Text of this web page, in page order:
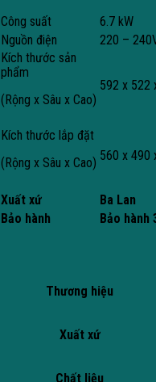
Công suất
6.7 kW
Nguồn điện
220 –
Kích thước sản
phẩm
(Rộng x Sâu x Cao)
592 x 522
Kích thước lắp đặt
(Rộng x Sâu x Cao) 560 x 490
Xuất xứ
Ba Lan
Bảo hành
Bảo hành
Thương hiệu
Xuất xứ
Chất liệu